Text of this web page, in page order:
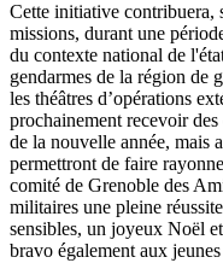
Cette initiative contribuera,
missions, durant une
du contexte national de
gendarmes de la région de
les théâtres d’opérations
prochainement recevoir
de la nouvelle année, mais
permettront de faire
comité de Grenoble des
militaires une pleine
sensibles, un joyeux Noël
bravo également aux